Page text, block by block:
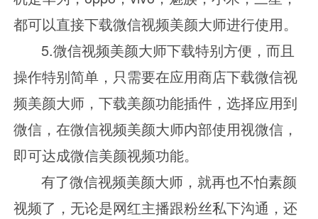
都可以直接下载微信视频美颜大师进行使用。
5.微信视频美颜大师下载特别方便，而且
操作特别简单，只需要在应用商店下载微信视
频美颜大师，下载美颜功能插件，选择应用到
微信，在微信视频美颜大师内部使用视微信，
即可达成微信美颜视频功能。
有了微信视频美颜大师，就再也不怕素颜
视频了，无论是网红主播跟粉丝私下沟通，还